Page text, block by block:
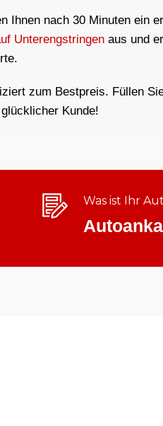
Ihnen nach 30 Minuten ein
Unterengstringen aus und
zum Bestpreis. Füllen
Kunde!
Was ist Ihr